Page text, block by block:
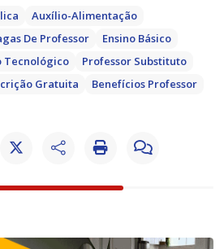
Auxílio-Alimentação
De Professor
Ensino Básico
Tecnológico
Professor Substituto
Gratuita
Benefícios Professor